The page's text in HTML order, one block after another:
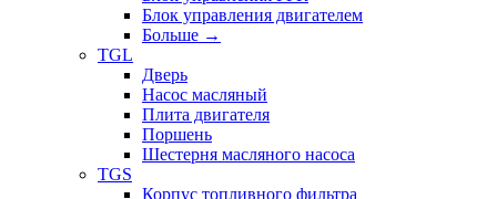
Блок управления двигателем
Больше →
TGL
Дверь
Насос масляный
Плита двигателя
Поршень
Шестерня масляного насоса
TGS
Корпус топливного фильтра